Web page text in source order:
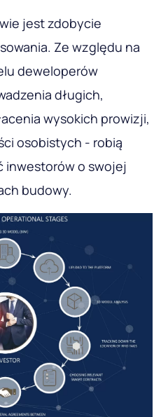
jest zdobycie
Ze względu na
deweloperów
długich,
wysokich prowizji,
osobistych - robią
inwestorów o swojej
budowy.